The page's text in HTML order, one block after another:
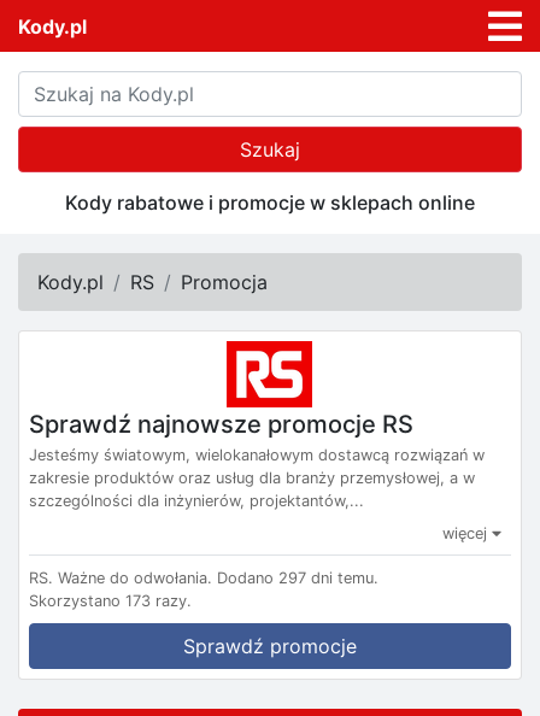
Kody.pl
Szukaj
Kody rabatowe i promocje w sklepach online
Kody.pl RS Promocja
Sprawdź najnowsze promocje RS
Jesteśmy światowym, wielokanałowym dostawcą rozwiązań w
zakresie produktów oraz usług dla branży przemysłowej, a w
szczególności dla inżynierów, projektantów,...
więcej
RS. Ważne do odwołania. Dodano 297 dni temu.
Skorzystano 173 razy.
Sprawdź promocje